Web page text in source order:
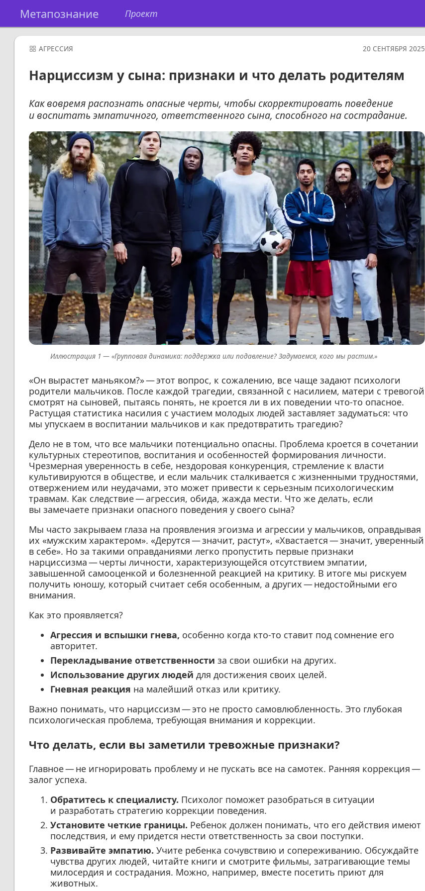
Метапознание Проект
АГРЕССИЯ 20 СЕНТЯБРЯ 2025
Нарциссизм у сына: признаки и что делать родителям
Как вовремя распознать опасные черты, чтобы скорректировать поведение
и воспитать эмпатичного, ответственного сына, способного на сострадание.
«Групповая динамика: поддержка или подавление? Задумаемся, кого мы растим.»
«Он вырастет маньяком?» — этот вопрос, к сожалению, все чаще задают психологи
родители мальчиков. После каждой трагедии, связанной с насилием, матери с тревогой
смотрят на сыновей, пытаясь понять, не кроется ли в их поведении что-то опасное.
Растущая статистика насилия с участием молодых людей заставляет задуматься: что
мы упускаем в воспитании мальчиков и как предотвратить трагедию?
Дело не в том, что все мальчики потенциально опасны. Проблема кроется в сочетании
культурных стереотипов, воспитания и особенностей формирования личности.
Чрезмерная уверенность в себе, нездоровая конкуренция, стремление к власти
культивируются в обществе, и если мальчик сталкивается с жизненными трудностями,
отвержением или неудачами, это может привести к серьезным психологическим
травмам. Как следствие — агрессия, обида, жажда мести. Что же делать, если
вы замечаете признаки опасного поведения у своего сына?
Мы часто закрываем глаза на проявления эгоизма и агрессии у мальчиков, оправдывая
их «мужским характером». «Дерутся — значит, растут», «Хвастается — значит, уверенный
в себе». Но за такими оправданиями легко пропустить первые признаки
нарциссизма — черты личности, характеризующейся отсутствием эмпатии,
завышенной самооценкой и болезненной реакцией на критику. В итоге мы рискуем
получить юношу, который считает себя особенным, а других — недостойными его
внимания.
Как это проявляется?
Агрессия и вспышки гнева, особенно когда кто-то ставит под сомнение его
авторитет.
Перекладывание ответственности за свои ошибки на других.
Использование других людей для достижения своих целей.
Гневная реакция на малейший отказ или критику.
Важно понимать, что нарциссизм — это не просто самовлюбленность. Это глубокая
психологическая проблема, требующая внимания и коррекции.
Что делать, если вы заметили тревожные признаки?
Главное — не игнорировать проблему и не пускать все на самотек. Ранняя коррекция —
залог успеха.
Обратитесь к специалисту. Психолог поможет разобраться в ситуации
и разработать стратегию коррекции поведения.
Установите четкие границы. Ребенок должен понимать, что его действия имеют
последствия, и ему придется нести ответственность за свои поступки.
Развивайте эмпатию. Учите ребенка сочувствию и сопереживанию. Обсуждайте
чувства других людей, читайте книги и смотрите фильмы, затрагивающие темы
милосердия и сострадания. Можно, например, вместе посетить приют для
животных.